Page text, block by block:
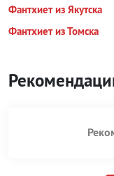
Фантхиет из Якутска
Фантхиет из Томска